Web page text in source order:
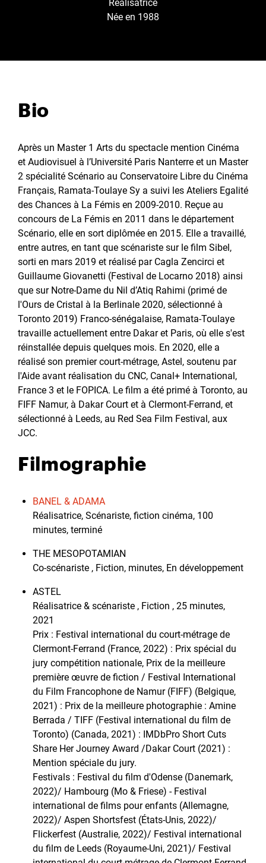
Réalisatrice
Née en 1988
Bio
Après un Master 1 Arts du spectacle mention Cinéma
et Audiovisuel à l’Université Paris Nanterre et un Master
2 spécialité Scénario au Conservatoire Libre du Cinéma
Français, Ramata-Toulaye Sy a suivi les Ateliers Egalité
des Chances à La Fémis en 2009-2010. Reçue au
concours de La Fémis en 2011 dans le département
Scénario, elle en sort diplômée en 2015. Elle a travaillé,
entre autres, en tant que scénariste sur le film Sibel,
sorti en mars 2019 et réalisé par Cagla Zencirci et
Guillaume Giovanetti (Festival de Locarno 2018) ainsi
que sur Notre-Dame du Nil d’Atiq Rahimi (primé de
l'Ours de Cristal à la Berlinale 2020, sélectionné à
Toronto 2019) Franco-sénégalaise, Ramata-Toulaye
travaille actuellement entre Dakar et Paris, où elle s'est
réinstallée depuis quelques mois. En 2020, elle a
réalisé son premier court-métrage, Astel, soutenu par
l'Aide avant réalisation du CNC, Canal+ International,
France 3 et le FOPICA. Le film a été primé à Toronto, au
FIFF Namur, à Dakar Court et à Clermont-Ferrand, et
sélectionné à Leeds, au Red Sea Film Festival, aux
JCC.
Filmographie
BANEL & ADAMA
Réalisatrice, Scénariste, fiction cinéma, 100
minutes, terminé
THE MESOPOTAMIAN
Co-scénariste , Fiction, minutes, En développement
ASTEL
Réalisatrice & scénariste , Fiction , 25 minutes,
2021
Prix : Festival international du court-métrage de
Clermont-Ferrand (France, 2022) : Prix spécial du
jury compétition nationale, Prix de la meilleure
première œuvre de fiction / Festival International
du Film Francophone de Namur (FIFF) (Belgique,
2021) : Prix de la meilleure photographie : Amine
Berrada / TIFF (Festival international du film de
Toronto) (Canada, 2021) : IMDbPro Short Cuts
Share Her Journey Award /Dakar Court (2021) :
Mention spéciale du jury.
Festivals : Festival du film d'Odense (Danemark,
2022)/ Hambourg (Mo & Friese) - Festival
international de films pour enfants (Allemagne,
2022)/ Aspen Shortsfest (États-Unis, 2022)/
Flickerfest (Australie, 2022)/ Festival international
du film de Leeds (Royaume-Uni, 2021)/ Festival